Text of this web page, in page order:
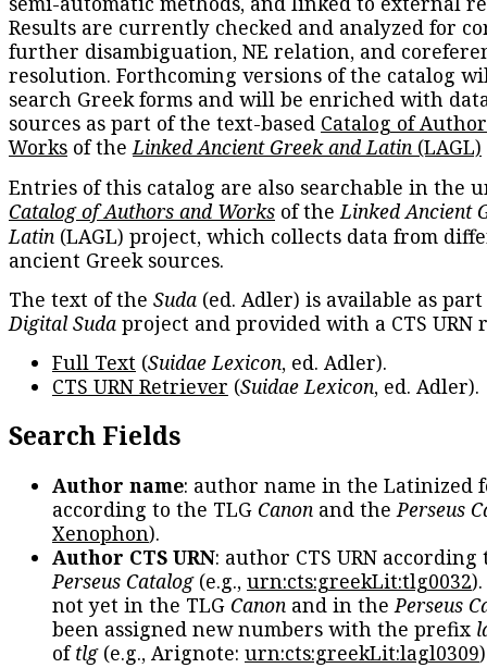
Results are currently checked and analyzed for
further disambiguation, NE relation, and
resolution. Forthcoming versions of the catalog
search Greek forms and will be enriched with
sources as part of the text-based Catalog of
Works of theLinked Ancient Greek and Latin (LAGL)
Entries of this catalog are also searchable in the
Catalog of Authors and Works of theLinked Ancient
Latin (LAGL) project, which collects data from
ancient Greek sources.
The text of the Suda (ed. Adler) is available as
Digital Suda project and provided with a CTS URN
Full Text (Suidae Lexicon, ed. Adler).
CTS URN Retriever (Suidae Lexicon, ed. Adler).
Search Fields
Author name: author name in the Latinized
according to the TLG Canon and thePerseus
Xenophon).
Author CTS URN: author CTS URN according
Perseus Catalog(e.g., urn:cts:greekLit:tlg0032
not yet in the TLG Canon and in thePerseus
been assigned new numbers with the prefix
oftlg(e.g., Arignote: urn:cts:greekLit:lagl0309